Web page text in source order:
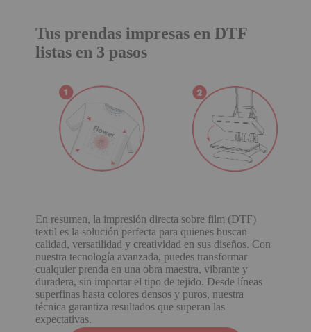
Tus prendas impresas en DTF
listas en 3 pasos
En resumen, la impresión directa sobre film (DTF)
textil es la solución perfecta para quienes buscan
calidad, versatilidad y creatividad en sus diseños. Con
nuestra tecnología avanzada, puedes transformar
cualquier prenda en una obra maestra, vibrante y
duradera, sin importar el tipo de tejido. Desde líneas
superfinas hasta colores densos y puros, nuestra
técnica garantiza resultados que superan las
expectativas.